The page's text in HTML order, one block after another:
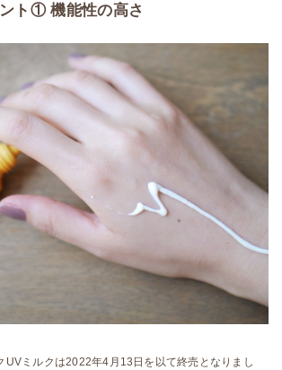
ト① 機能性の高さ
UVミルクは2022年4月13日を以て終売となりまし